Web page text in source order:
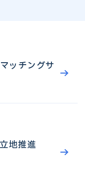
ッチングサ
地推進